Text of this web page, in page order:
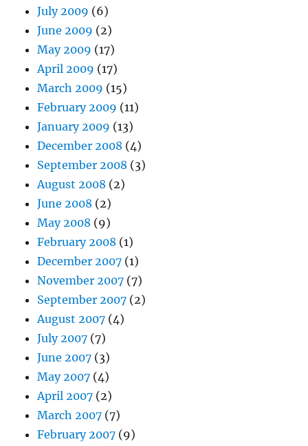
July 2009 (6)
June 2009 (2)
May 2009 (17)
April 2009 (17)
March 2009 (15)
February 2009 (11)
January 2009 (13)
December 2008 (4)
September 2008 (3)
August 2008 (2)
June 2008 (2)
May 2008 (9)
February 2008 (1)
December 2007 (1)
November 2007 (7)
September 2007 (2)
August 2007 (4)
July 2007 (7)
June 2007 (3)
May 2007 (4)
April 2007 (2)
March 2007 (7)
February 2007 (9)